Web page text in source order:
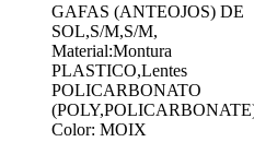
GAFAS (ANTEOJOS) DE
SOL,S/M,S/M,
Material:Montura
PLASTICO,Lentes
POLICARBONATO
Color: MOIX